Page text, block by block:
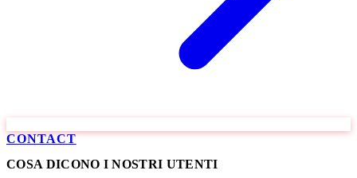
CONTACT
COSA DICONO I NOSTRI UTENTI